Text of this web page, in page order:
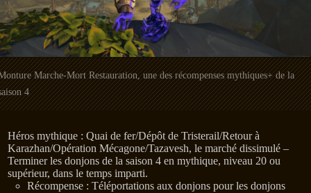
Marche-Mort Restauration, une des récompenses mythiques+ de la
4
Héros mythique : Quai de fer/Dépôt de Tristerail/Retour à
Karazhan/Opération Mécagone/Tazavesh, le marché dissimulé –
Terminer les donjons de la saison 4 en mythique, niveau 20 ou
supérieur, dans le temps imparti.
Récompense : Téléportations aux donjons pour les donjons